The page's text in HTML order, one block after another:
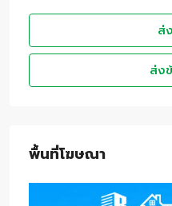
ส่
ส่ง
พื้นที่โฆษณา